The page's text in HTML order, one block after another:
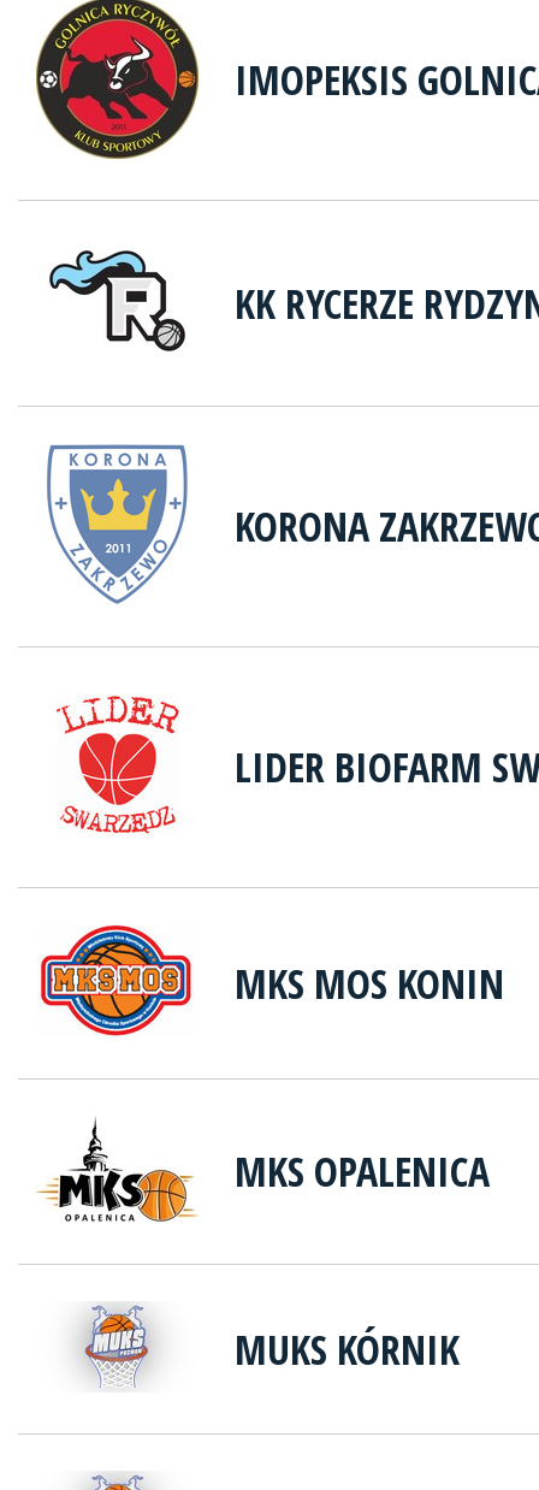
IMOPEKSIS
KK RYCERZE
KORONA
LIDER BIOFARM
MKS MOS KONIN
MKS OPALENICA
MUKS KÓRNIK